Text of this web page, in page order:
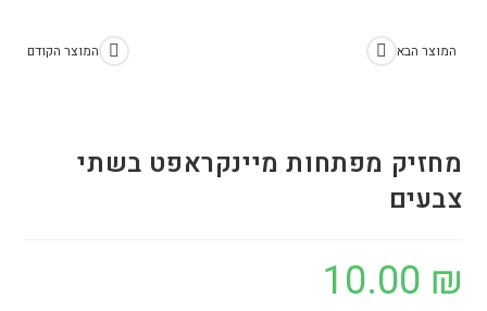
המוצר הקודם המוצר הבא
מחזיק מפתחות מיינקראפט בשתי
צבעים
10.00 ₪